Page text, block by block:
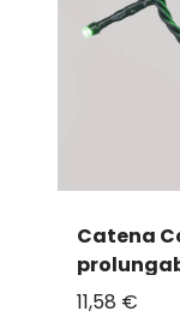
Catena
11,58 €